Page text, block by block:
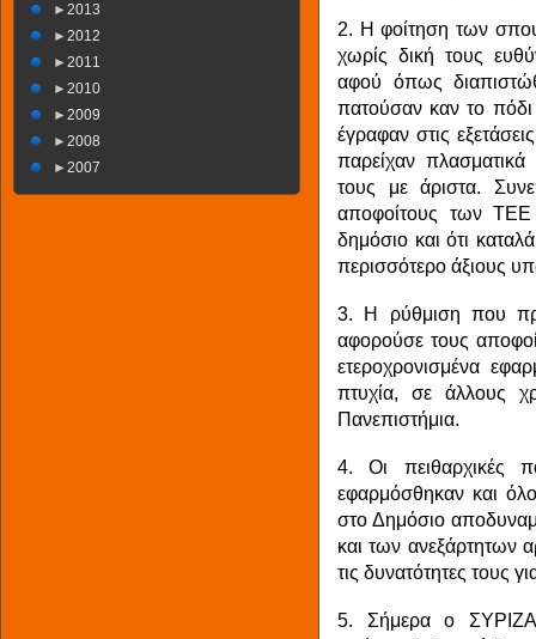
2. Η φοίτηση των
χωρίς δική τους
αφού όπως
πατούσαν καν το πόδι
έγραφαν στις
παρείχαν
τους με άριστα.
αποφοίτους των ΤΕΕ
δημόσιο και ότι
περισσότερο άξιους
3. Η ρύθμιση που
αφορούσε τους
ετεροχρονισμένα
πτυχία, σε άλλους
Πανεπιστήμια.
4. Οι πειθαρχικές
εφαρμόσθηκαν και
στο Δημόσιο
και των ανεξάρτητων
τις δυνατότητες τους
5. Σήμερα ο ΣΥΡΙΖΑ
► 2013
► 2012
► 2011
► 2010
► 2009
► 2008
► 2007